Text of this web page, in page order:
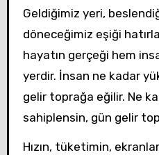
Geldiğimiz yeri,
döneceğimiz eşiği
hayatın gerçeği hem
yerdir. İnsan ne kadar
gelir toprağa eğilir. Ne
sahiplensin, gün gelir
Hızın, tüketimin,